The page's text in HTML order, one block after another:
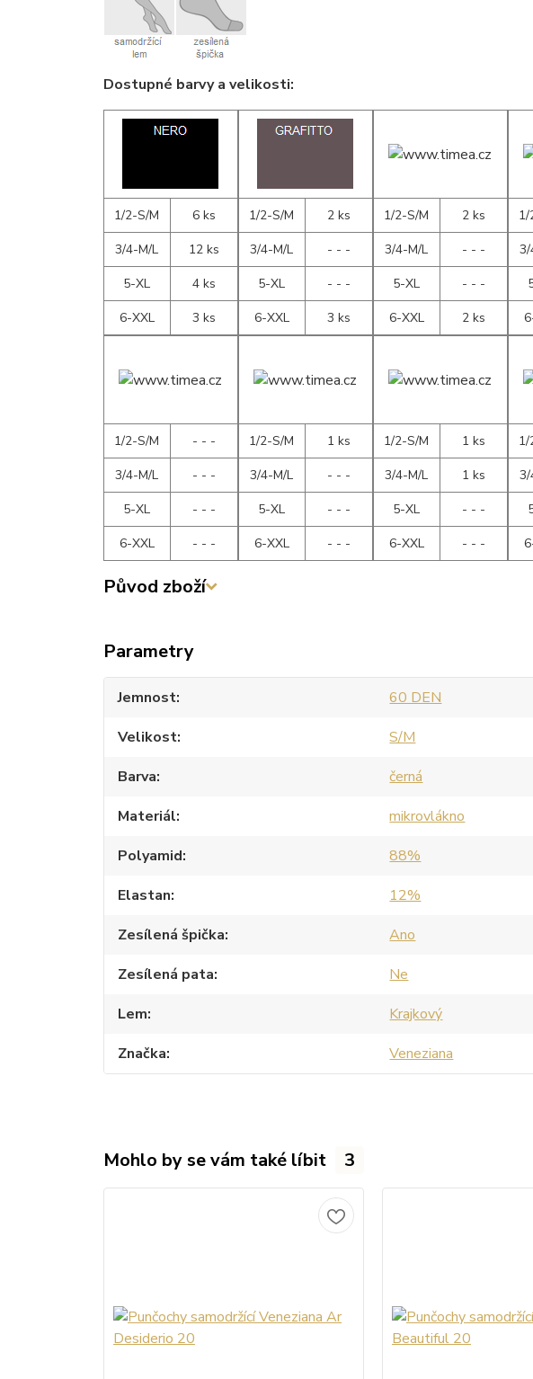
Dostupné barvy a velikosti:
1/2-S/M
6 ks
3/4-M/L
12 ks
5-XL
4 ks
6-XXL
3 ks
1/2-S/M
2 ks
3/4-M/L
- - -
5-XL
- - -
6-XXL
3 ks
1/2-S/M
2 ks
3/4-M/L
- - -
5-XL
- - -
6-XXL
2 ks
1/
1/2-S/M
- - -
3/4-M/L
- - -
5-XL
- - -
6-XXL
- - -
1/2-S/M
1 ks
3/4-M/L
- - -
5-XL
- - -
6-XXL
- - -
1/2-S/M
1 ks
3/4-M/L
1 ks
5-XL
- - -
6-XXL
- - -
1/
Původ zboží
Parametry
Jemnost
60 DEN
Velikost
S/M
Barva
černá
Materiál
mikrovlákno
Polyamid
88%
Elastan
12%
Zesílená špička
Ano
Zesílená pata
Ne
Lem
Krajkový
Značka
Veneziana
Mohlo by se vám také líbit 3